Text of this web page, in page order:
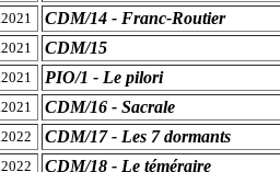
CDM/14 - Franc-Routier
CDM/15
PIO/1 - Le pilori
CDM/16 - Sacrale
CDM/17 - Les 7 dormants
CDM/18 - Le téméraire